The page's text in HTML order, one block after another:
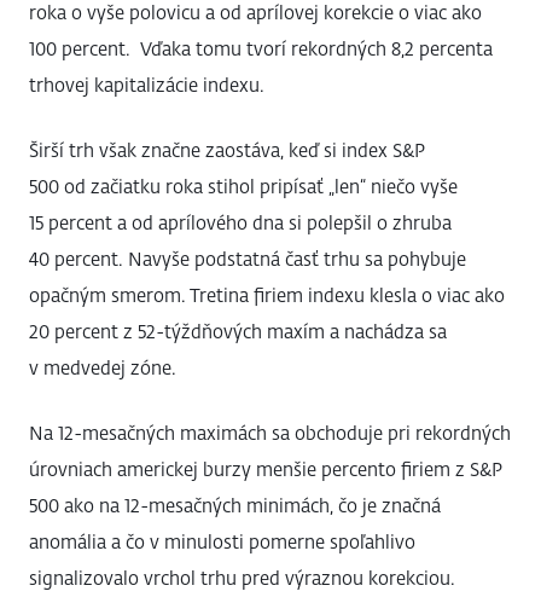
roka o vyše polovicu a od aprílovej korekcie o viac ako
100 percent. Vďaka tomu tvorí rekordných 8,2 percenta
trhovej kapitalizácie indexu.
Širší trh však značne zaostáva, keď si index S&P
500 od začiatku roka stihol pripísať „len“ niečo vyše
15 percent a od aprílového dna si polepšil o zhruba
40 percent. Navyše podstatná časť trhu sa pohybuje
opačným smerom. Tretina firiem indexu klesla o viac ako
20 percent z 52-týždňových maxím a nachádza sa
v medvedej zóne.
Na 12-mesačných maximách sa obchoduje pri rekordných
úrovniach americkej burzy menšie percento firiem z S&P
500 ako na 12-mesačných minimách, čo je značná
anomália a čo v minulosti pomerne spoľahlivo
signalizovalo vrchol trhu pred výraznou korekciou.